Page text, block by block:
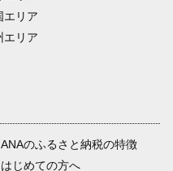
エリア
エリア
ANAのふるさと納税の特徴
はじめての方へ